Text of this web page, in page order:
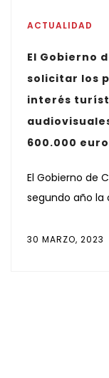
ACTUALIDAD
El Gobierno
solicitar los
interés
600.000
El Gobierno de
segundo año la
30 MARZO, 2023